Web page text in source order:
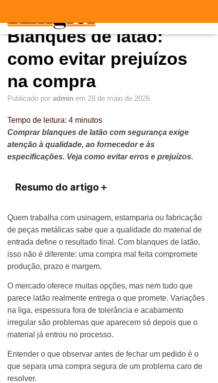
A
L
Blanques de latão:
como evitar prejuízos
na compra
Publicado por admin em 28 de maio de 2026
Tempo de leitura: 4 minutos
Comprar blanques de latão com segurança exige
atenção à qualidade, ao fornecedor e às
especificações. Veja como evitar erros e prejuízos.
Resumo do artigo＋
Quem trabalha com usinagem, estamparia ou fabricação
de peças metálicas sabe que a qualidade do material de
entrada define o resultado final. Com blanques de latão,
isso não é diferente: uma compra mal feita compromete
produção, prazo e margem.
O mercado oferece muitas opções, mas nem tudo que
parece latão realmente entrega o que promete. Variações
na liga, espessura fora de tolerância e acabamento
irregular são problemas que aparecem só depois que o
material já entrou no processo.
Entender o que observar antes de fechar um pedido é o
que separa uma compra segura de um problema caro de
resolver.